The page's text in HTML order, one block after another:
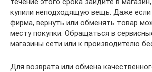
течение этого срока зайдите в
купили неподходящую вещь. Даже если
фирма, вернуть или обменять товар
месту покупки. Обращаться в
магазины сети или к производителю
Для возврата или обмена